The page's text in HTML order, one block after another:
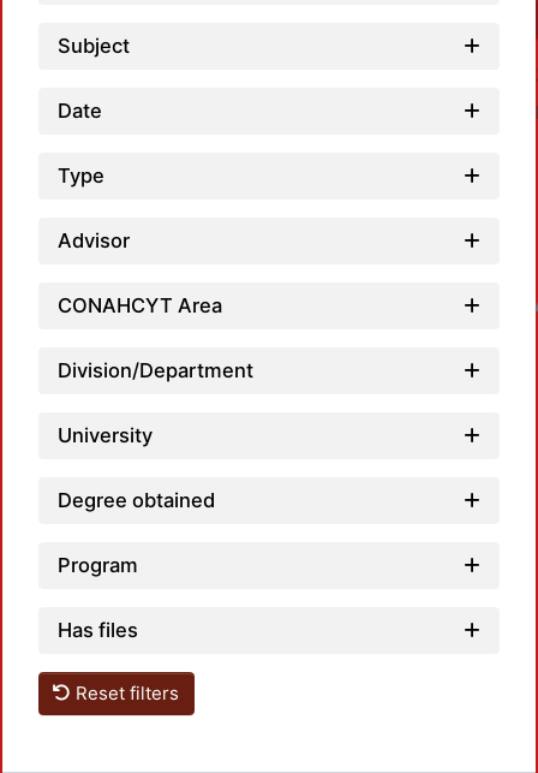
Subject
Date
Type
Advisor
CONAHCYT Area
Division/Department
University
Degree obtained
Program
Has files
Reset filters